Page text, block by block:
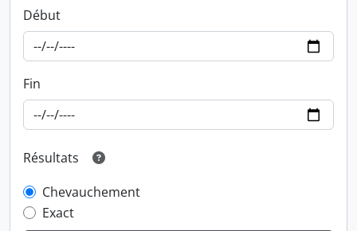
Début
Fin
Résultats
Chevauchement
Exact